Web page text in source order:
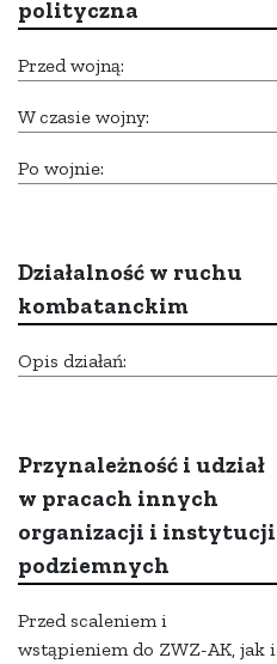
polityczna
Przed wojną:
W czasie wojny:
Po wojnie:
Działalność w ruchu
kombatanckim
Opis działań:
Przynależność i udział
w pracach innych
organizacji i instytucji
podziemnych
Przed scaleniem i
wstąpieniem do ZWZ-AK, jak i